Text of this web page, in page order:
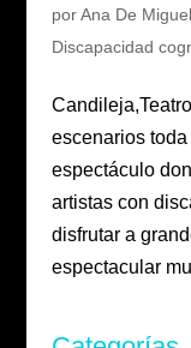
porAna De
Discapacidad
escenarios
espectáculo
artistas con
disfrutar a
espectacular